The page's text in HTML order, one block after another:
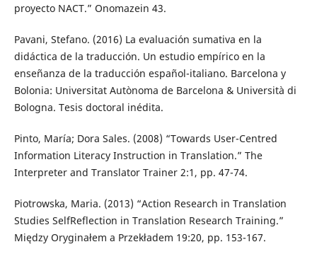
proyecto NACT.” Onomazein 43.
Pavani, Stefano. (2016) La evaluación sumativa en la
didáctica de la traducción. Un estudio empírico en la
enseñanza de la traducción español-italiano. Barcelona y
Bolonia: Universitat Autònoma de Barcelona & Università di
Bologna. Tesis doctoral inédita.
Pinto, María; Dora Sales. (2008) “Towards User-Centred
Information Literacy Instruction in Translation.” The
Interpreter and Translator Trainer 2:1, pp. 47-74.
Piotrowska, Maria. (2013) “Action Research in Translation
Studies SelfReflection in Translation Research Training.”
Między Oryginałem a Przekładem 19:20, pp. 153-167.